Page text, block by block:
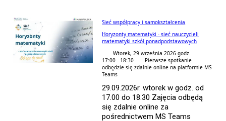
Sieć współpracy i samokształcenia
Horyzonty matematyki - sieć nauczycieli
matematyki szkół ponadpodstawowych
Wtorek, 29 września 2026 godz.
17:00 - 18:30
Pierwsze spotkanie
odbędzie się zdalnie online na platformie MS
Teams
29.09.2026r. wtorek w godz. od
17.00 do 18.30 Zajęcia odbędą
się zdalnie online za
pośrednictwem MS Teams